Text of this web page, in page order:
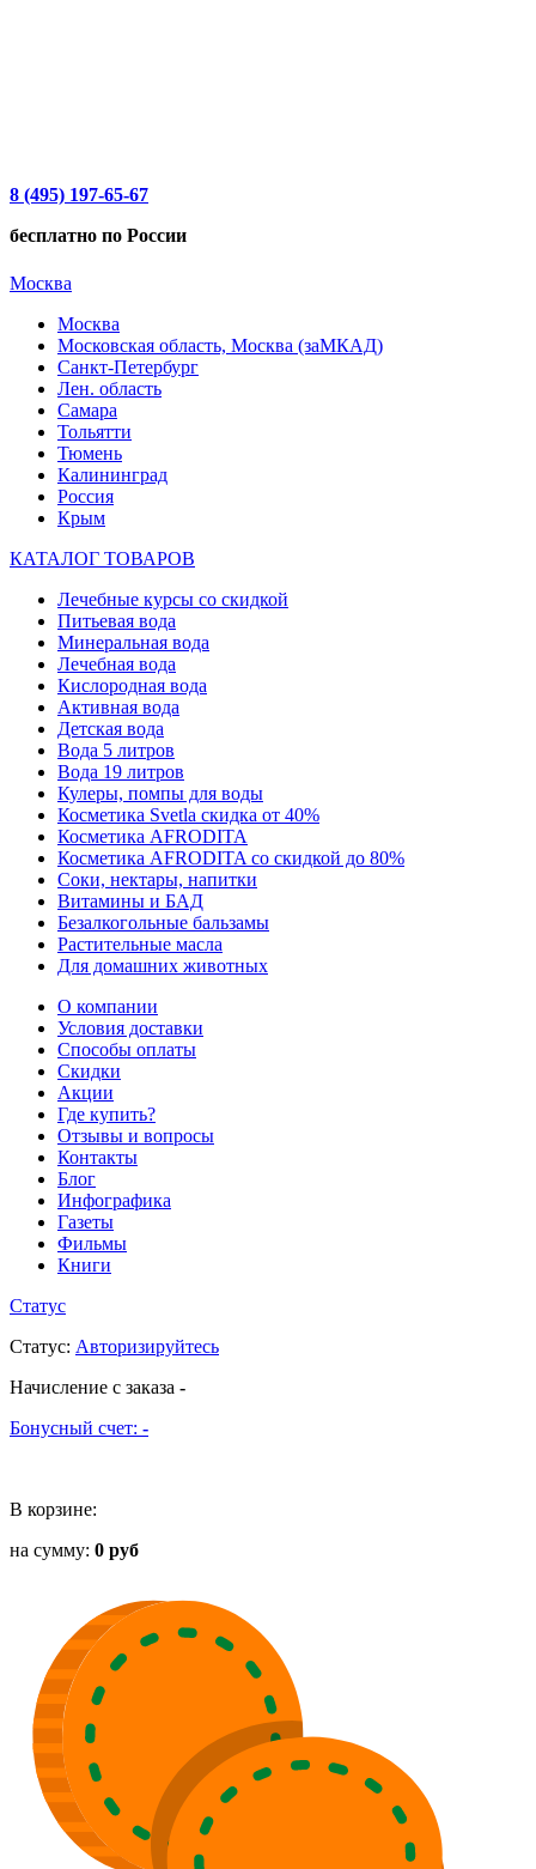
8 (495) 197-65-67
бесплатно по России
Москва
Москва
Московская область, Москва (заМКАД)
Санкт-Петербург
Лен. область
Самара
Тольятти
Тюмень
Калининград
Россия
Крым
КАТАЛОГ ТОВАРОВ
Лечебные курсы со скидкой
Питьевая вода
Минеральная вода
Лечебная вода
Кислородная вода
Активная вода
Детская вода
Вода 5 литров
Вода 19 литров
Кулеры, помпы для воды
Косметика Svetla скидка от 40%
Косметика AFRODITA
Косметика AFRODITA со скидкой до 80%
Соки, нектары, напитки
Витамины и БАД
Безалкогольные бальзамы
Растительные масла
Для домашних животных
О компании
Условия доставки
Способы оплаты
Скидки
Акции
Где купить?
Отзывы и вопросы
Контакты
Блог
Инфографика
Газеты
Фильмы
Книги
Статус
Статус: Авторизируйтесь
Начисление с заказа -
Бонусный счет: -
В корзине:
на сумму: 0 руб